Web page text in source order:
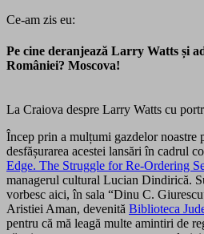
Ce-am zis eu:
Pe cine deranjează Larry Watts și
României? Moscova!
La Craiova despre Larry Watts cu
Încep prin a mulțumi gazdelor noastre
desfășurarea acestei lansări în cadrul
Edge. The Struggle for Re-Ordering
managerul cultural Lucian Dindirică.
vorbesc aici, în sala “Dinu C.
Aristiei Aman, devenită Biblioteca
pentru că mă leagă multe amintiri de